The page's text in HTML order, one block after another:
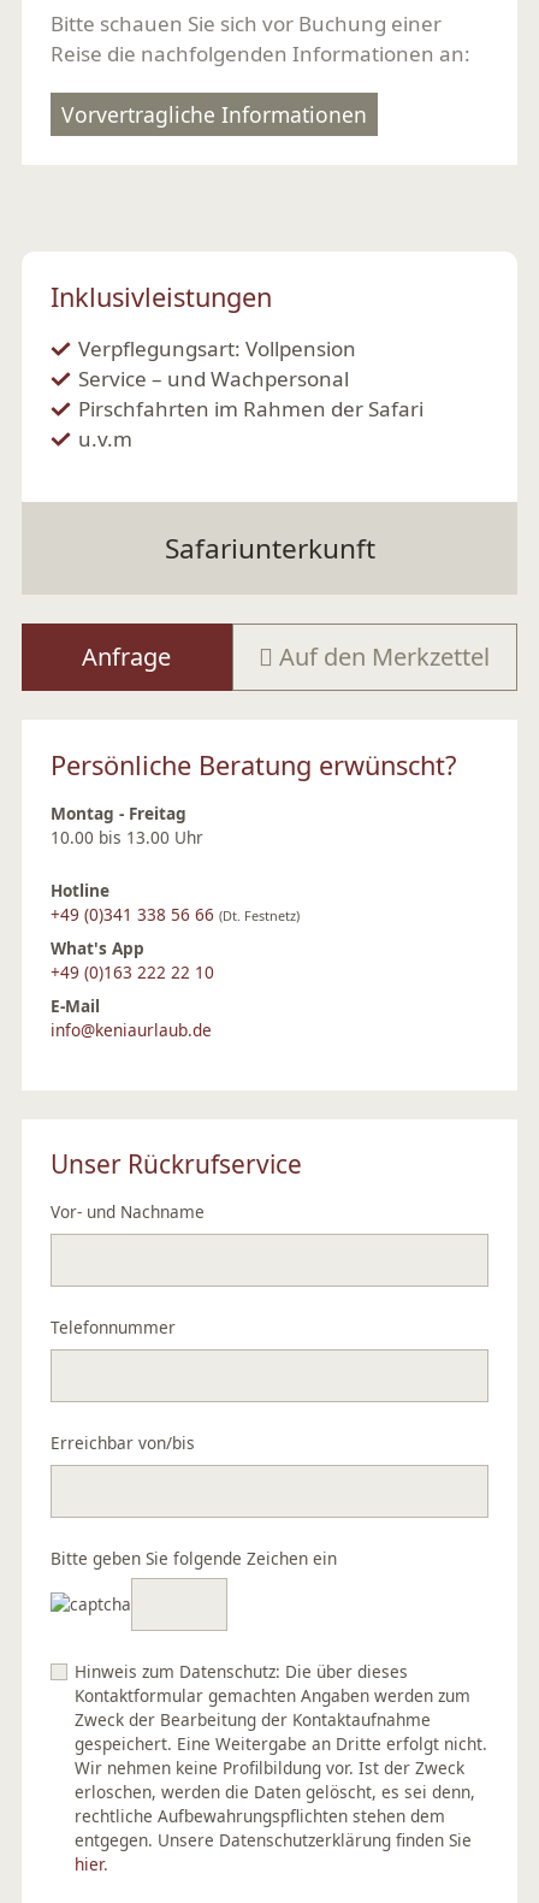
Bitte schauen Sie sich vor Buchung einer
Reise die nachfolgenden Informationen an:
Vorvertragliche Informationen
Inklusivleistungen
Verpflegungsart: Vollpension
Service – und Wachpersonal
Pirschfahrten im Rahmen der Safari
u.v.m
Safariunterkunft
Anfrage Auf den Merkzettel
Persönliche Beratung erwünscht?
Montag - Freitag
10.00 bis 13.00 Uhr
Hotline
+49 (0)341 338 56 66 (Dt. Festnetz)
What's App
+49 (0)163 222 22 10
E-Mail
info@keniaurlaub.de
Unser Rückrufservice
Vor- und Nachname
Telefonnummer
Erreichbar von/bis
Bitte geben Sie folgende Zeichen ein
Hinweis zum Datenschutz: Die über dieses
Kontaktformular gemachten Angaben werden zum
Zweck der Bearbeitung der Kontaktaufnahme
gespeichert. Eine Weitergabe an Dritte erfolgt nicht.
Wir nehmen keine Profilbildung vor. Ist der Zweck
erloschen, werden die Daten gelöscht, es sei denn,
rechtliche Aufbewahrungspflichten stehen dem
entgegen. Unsere Datenschutzerklärung finden Sie
hier.